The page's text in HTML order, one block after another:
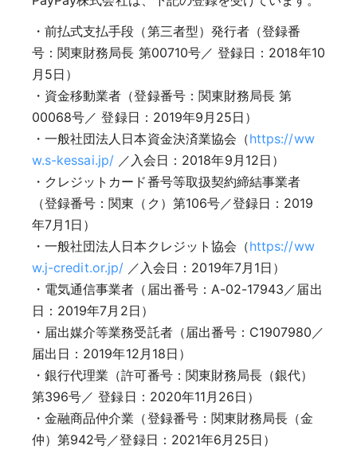
・前払式支払手段（第三者型）発行者（登録番
号：関東財務局長 第00710号／ 登録日：2018年10
月5日）
・資金移動業者（登録番号：関東財務局長 第
00068号／ 登録日：2019年9月25日）
・一般社団法人日本資金決済業協会（https://ww
w.s-kessai.jp/／入会日：2018年9月12日）
・クレジットカード番号等取扱契約締結事業者
（登録番号：関東（ク）第106号／登録日：2019
年7月1日）
・一般社団法人日本クレジット協会（https://ww
w.j-credit.or.jp/ ／入会日：2019年7月1日）
・電気通信事業者（届出番号：A-02-17943／届出
日：2019年7月2日）
・届出媒介等業務受託者（届出番号：C1907980／
届出日：2019年12月18日）
・銀行代理業（許可番号：関東財務局長（銀代）
第396号／ 登録日：2020年11月26日）
・金融商品仲介業（登録番号：関東財務局長（金
仲）第942号／登録日：2021年6月25日）